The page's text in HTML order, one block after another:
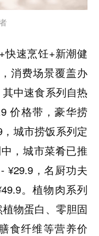
快速烹饪+新潮健
消费场景覆盖办
中速食系列自热
价格带，豪华捞
城市捞饭系列定
，城市菜肴已推
¥29.9，名厨功夫
。植物肉系列
物蛋白、零胆固
食纤维等营养价